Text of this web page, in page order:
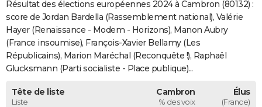
COPAINS D'AVANT
S'inscrire
Se connecter
Lycées
Collèges
Primaires
Universités
Entreprises
Service militaire
Avis de recherche
AVIS DE DÉCÈS
FORUM
Résultat des élections européennes 2024 à Cambron (80132) :
score de Jordan Bardella (Rassemblement national), Valérie
Hayer (Renaissance - Modem - Horizons), Manon Aubry
(France insoumise), François-Xavier Bellamy (Les
Républicains), Marion Maréchal (Reconquête !), Raphaël
Glucksmann (Parti socialiste - Place publique)...
Tête de liste
Liste
Cambron
% des voix
Élus
(France)